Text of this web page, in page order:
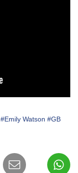
#Emily Watson #GB